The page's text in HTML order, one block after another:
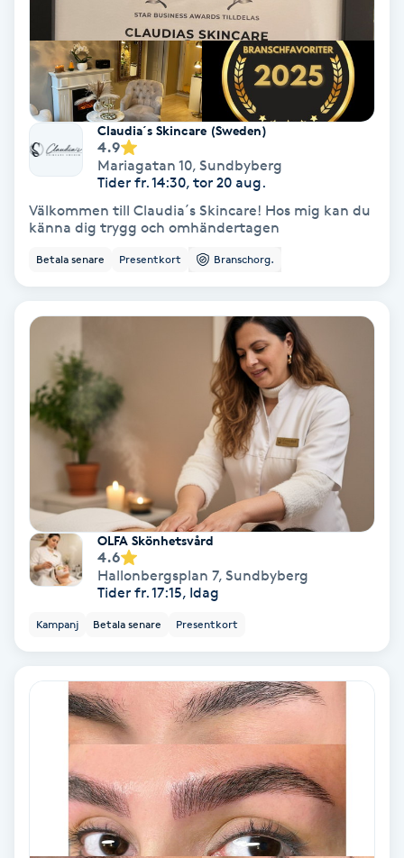
Regndroppsmassage
Reiki
Reikihealing
Reiki massage
Restorative Yoga
Rosacea
Rosenmetoden
Ryggmassage
Samtalsterapi
Senioryoga
Shiatsu
Singelfransar
Skalpmassage
Skinbooster
Sklerosering
Skoinlägg
Claudia´s Skincare (Sweden)
4.9
Mariagatan 10, Sundbyberg
Tider fr. 14:30, tor 20 aug.
Välkommen till Claudia´s Skincare! Hos mig kan du
känna dig trygg och omhändertagen
Betala senare Presentkort Branschorg.
OLFA Skönhetsvård
4.6
Hallonbergsplan 7, Sundbyberg
Tider fr. 17:15, Idag
Kampanj Betala senare Presentkort